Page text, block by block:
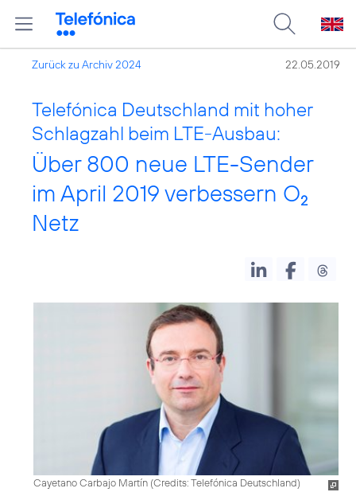
Zurück zu Archiv 2024 22.05.2019
Telefónica Deutschland mit hoher
Schlagzahl beim LTE-Ausbau:
Über 800 neue LTE-Sender
im April 2019 verbessern O2
Netz
Cayetano Carbajo Martín (Credits: Telefónica Deutschland)